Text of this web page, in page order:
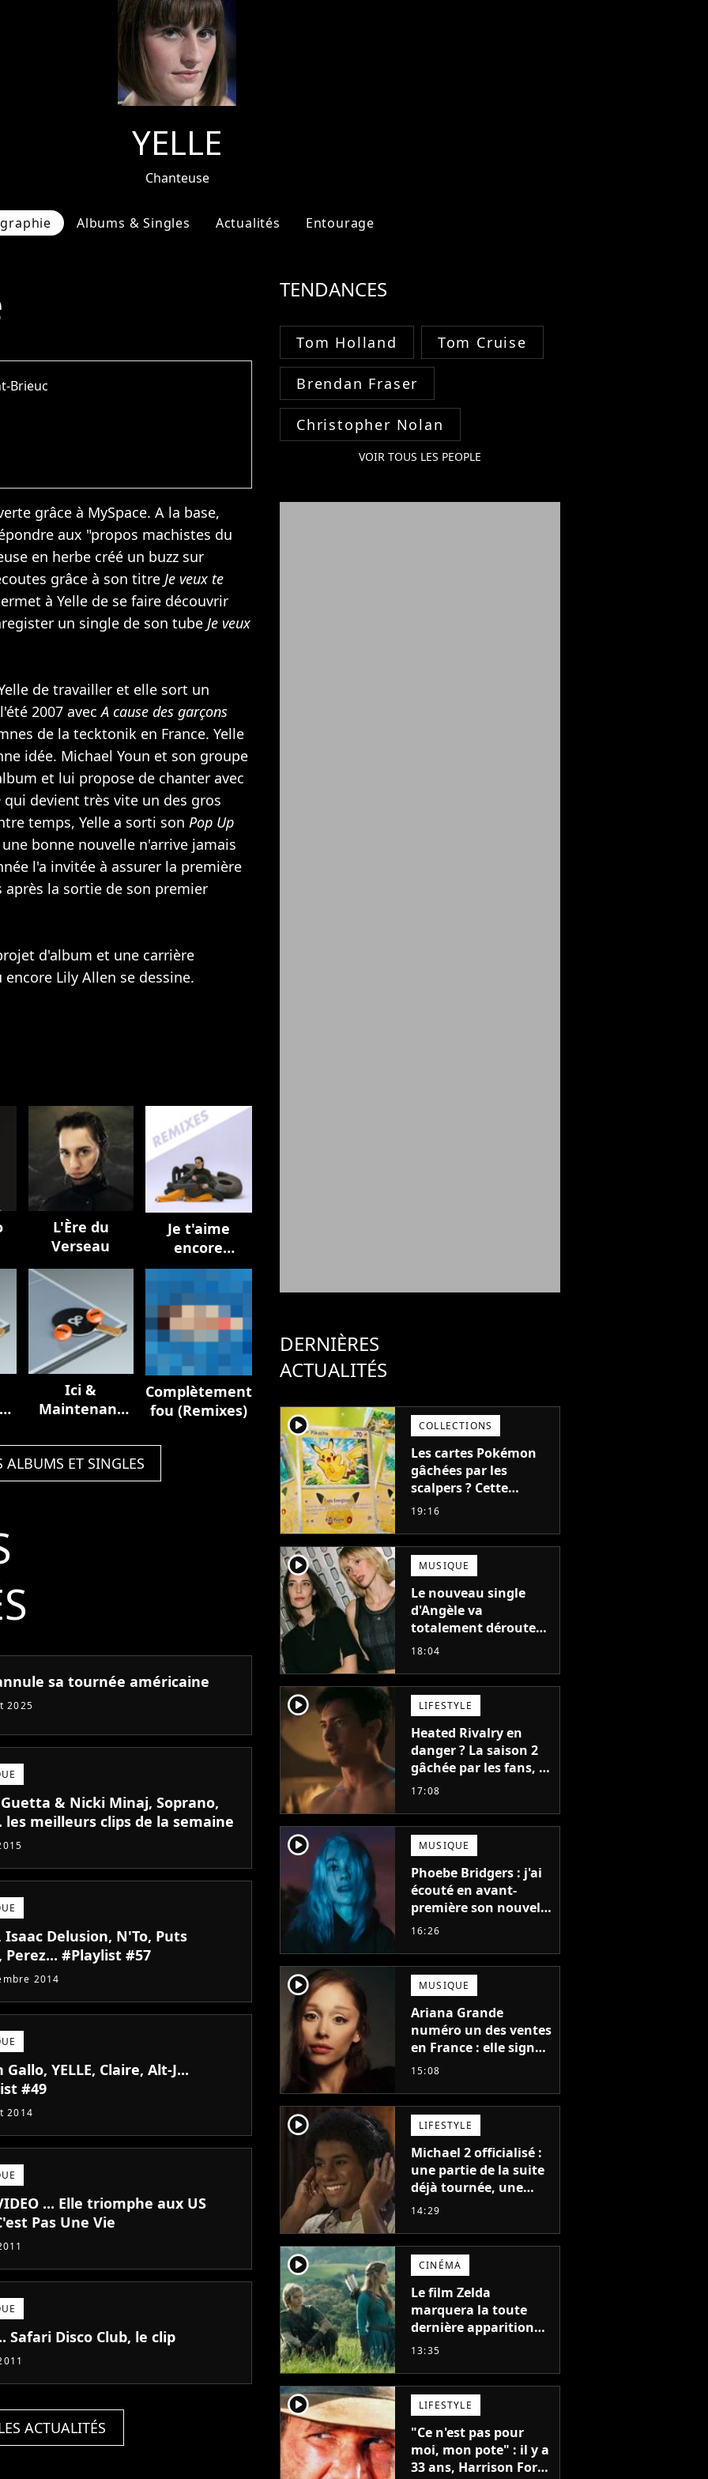
YELLE
Chanteuse
Albums & Singles Actualités Entourage
Brieuc
grâce à MySpace. A la base,
aux "propos machistes du
en herbe créé un buzz sur
grâce à son titre Je veux te
à Yelle de se faire découvrir
un single de son tube Je veux
de travailler et elle sort un
2007 avecA cause des garçons
de la tecktonik en France. Yelle
idée. Michael Youn et son groupe
et lui propose de chanter avec
qui devient très vite un des gros
temps, Yelle a sorti son Pop Up
bonne nouvelle n'arrive jamais
l'a invitée à assurer la première
la sortie de son premier
d'album et une carrière
encore Lily Allen se dessine.
L'Ère du
Verseau
Je t'aime
encore
(Remixes)
Ici &
Maintenant
Single
Complètement
fou (Remixes)
ALBUMS ET SINGLES
sa tournée américaine
2025
& Nicki Minaj, Soprano,
les meilleurs clips de la semaine
Isaac Delusion, N'To, Puts
Perez... #Playlist #57
2014
YELLE, Claire, Alt-J...
#49
2014
... Elle triomphe aux US
Pas Une Vie
Safari Disco Club, le clip
ACTUALITÉS
TENDANCES
Tom Holland Tom Cruise
Brendan Fraser
Christopher Nolan
VOIR TOUS LES PEOPLE
DERNIÈRES
ACTUALITÉS
player2 COLLECTIONS
Les cartes Pokémon
gâchées par les
scalpers ? Cette
technique géniale
ruiner les revendeurs
19:16
player2 MUSIQUE
Le nouveau single
d'Angèle va
totalement dérouter
le public, et c'est une
18:04
player2 LIFESTYLE
Heated Rivalry en
danger ? La saison 2
gâchée par les fans, le
créateur pousse un
17:08
player2 MUSIQUE
Phoebe Bridgers : j'ai
écouté en avant-
première son nouvel
album, c'est le bijou
16:26
player2 MUSIQUE
Ariana Grande
numéro un des ventes
en France : elle signe
le meilleur démarrage
son album Petal
15:08
player2 LIFESTYLE
Michael 2 officialisé :
une partie de la suite
déjà tournée, une
sortie possible en
14:29
player2 CINÉMA
Le film Zelda
marquera la toute
dernière apparition
de cet acteur
disparu trop tôt
13:35
player2 LIFESTYLE
"Ce n'est pas pour
moi, mon pote" : il y a
33 ans, Harrison Ford